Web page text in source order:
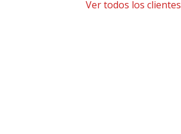
Ver todos los clientes